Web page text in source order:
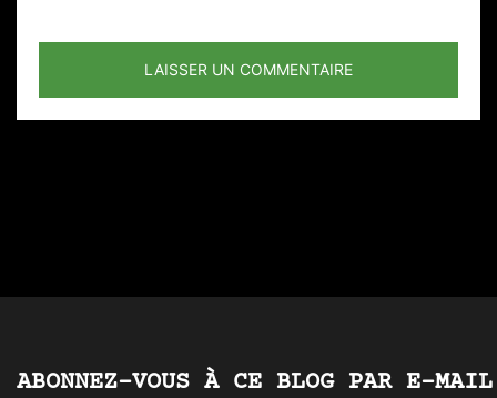
ABONNEZ-VOUS À CE BLOG PAR E-